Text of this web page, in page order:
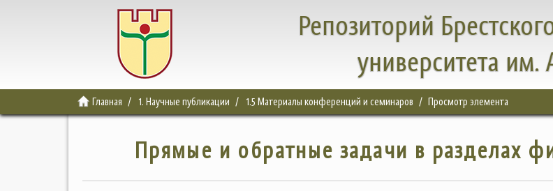
Репозиторий
университета
Главная 1. Научные публикации 1.5 Материалы конференций и семинаров Просмотр элемента
Прямые и обратные задачи в разделах